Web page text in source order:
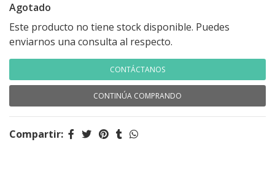
Agotado
Este producto no tiene stock disponible. Puedes
enviarnos una consulta al respecto.
CONTÁCTANOS
CONTINÚA COMPRANDO
Compartir: